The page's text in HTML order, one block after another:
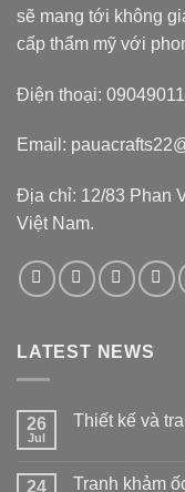
sẽ mang tới không
cấp thẩm mỹ với
Điện thoại:
Email:
Địa chỉ: 12/83 Phan
Việt Nam.
LATEST NEWS
26
Jul
Thiết kế và
24 Tranh khảm